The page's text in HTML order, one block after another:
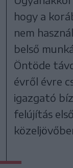
hogy a
nem
belső
Öntöde
évről évre
igazgató
felújítás